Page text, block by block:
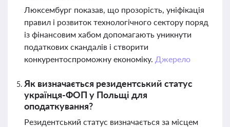
Люксембург показав, що прозорість, уніфікація
правил і розвиток технологічного сектору поряд
із фінансовим хабом допомагають уникнути
податкових скандалів і створити
конкурентоспроможну економіку. Джерело
Як визначається резидентський статус
українця-ФОП у Польщі для
оподаткування?
Резидентський статус визначається за місцем